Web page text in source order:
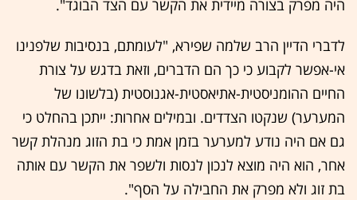
היה מפרק בצורה מיידית את הקשר עם הצד הבוגד".
לדברי הדיין הרב שלמה שפירא, "לעומתם, בנסיבות שלפנינו
אי-אפשר לקבוע כי כך הם הדברים, וזאת בדגש על צורת
החיים ההומניסטית-אתיאסטית-אגנוסטית (בלשונו של
המערער) שנקטו הצדדים. ובמילים אחרות: ייתכן בהחלט כי
גם אם היה נודע למערער בזמן אמת כי בת הזוג מנהלת קשר
אחר, הוא היה מוצא לנכון לנסות ולשפר את הקשר עם אותה
בת זוג ולא מפרק את החבילה על הסף".